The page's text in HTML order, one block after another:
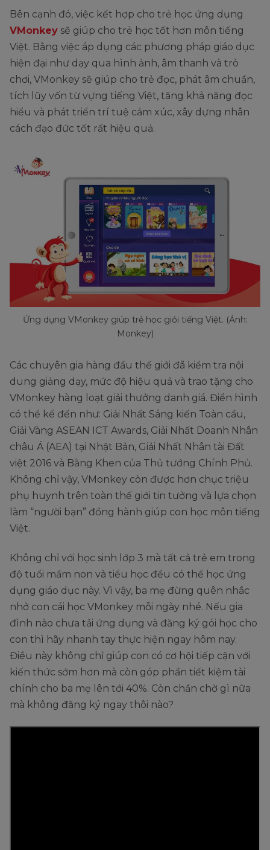
Bên cạnh đó, việc kết hợp cho trẻ học ứng dụng
VMonkey sẽ giúp cho trẻ học tốt hơn môn tiếng
Việt. Bằng việc áp dụng các phương pháp giáo dục
hiện đại như dạy qua hình ảnh, âm thanh và trò
chơi, VMonkey sẽ giúp cho trẻ đọc, phát âm chuẩn,
tích lũy vốn từ vựng tiếng Việt, tăng khả năng đọc
hiểu và phát triển trí tuệ cảm xúc, xây dựng nhân
cách đạo đức tốt rất hiệu quả.
Ứng dụng VMonkey giúp trẻ học giỏi tiếng Việt. (Ảnh:
Monkey)
Các chuyên gia hàng đầu thế giới đã kiểm tra nội
dung giảng dạy, mức độ hiệu quả và trao tặng cho
VMonkey hàng loạt giải thưởng danh giá. Điển hình
có thể kể đến như: Giải Nhất Sáng kiến Toàn cầu,
Giải Vàng ASEAN ICT Awards, Giải Nhất Doanh Nhân
châu Á (AEA) tại Nhật Bản, Giải Nhất Nhân tài Đất
việt 2016 và Bằng Khen của Thủ tướng Chính Phủ.
Không chỉ vậy, VMonkey còn được hơn chục triệu
phụ huynh trên toàn thế giới tin tưởng và lựa chọn
làm “người bạn” đồng hành giúp con học môn tiếng
Việt.
Không chỉ với học sinh lớp 3 mà tất cả trẻ em trong
độ tuổi mầm non và tiểu học đều có thể học ứng
dụng giáo dục này. Vì vậy, ba mẹ đừng quên nhắc
nhở con cái học VMonkey mỗi ngày nhé. Nếu gia
đình nào chưa tải ứng dụng và đăng ký gói học cho
con thì hãy nhanh tay thực hiện ngay hôm nay.
Điều này không chỉ giúp con có cơ hội tiếp cận với
kiến thức sớm hơn mà còn góp phần tiết kiệm tài
chính cho ba mẹ lên tới 40%. Còn chần chờ gì nữa
mà không đăng ký ngay thôi nào?